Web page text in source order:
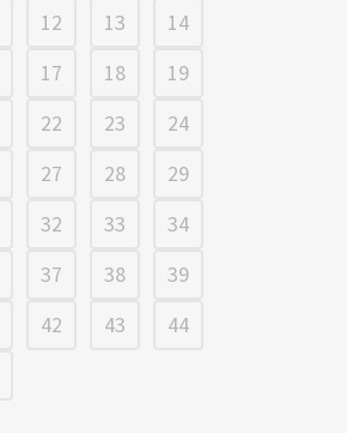
12 13
14
17 18
19
22 23
24
27 28
29
32 33
34
37 38
39
42 43
44